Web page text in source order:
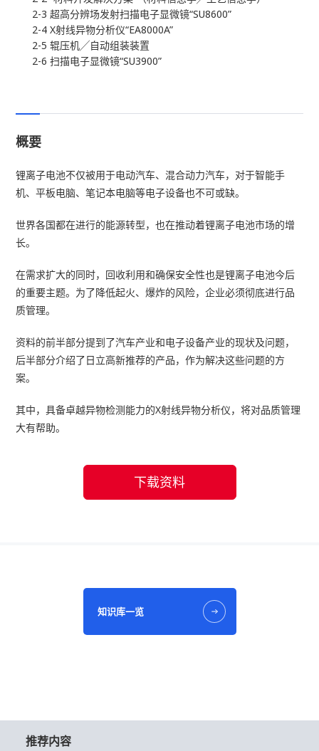
2-3 超高分辨场发射扫描电子显微镜“SU8600”
2-4 X射线异物分析仪“EA8000A”
2-5 辊压机╱自动组装装置
2-6 扫描电子显微镜“SU3900”
概要
锂离子电池不仅被用于电动汽车、混合动力汽车，对于智能手
机、平板电脑、笔记本电脑等电子设备也不可或缺。
世界各国都在进行的能源转型，也在推动着锂离子电池市场的增
长。
在需求扩大的同时，回收利用和确保安全性也是锂离子电池今后
的重要主题。为了降低起火、爆炸的风险，企业必须彻底进行品
质管理。
资料的前半部分提到了汽车产业和电子设备产业的现状及问题，
后半部分介绍了日立高新推荐的产品，作为解决这些问题的方
案。
其中，具备卓越异物检测能力的X射线异物分析仪，将对品质管理
大有帮助。
下载资料
知识库一览
推荐内容